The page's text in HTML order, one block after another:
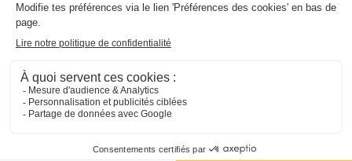
MOBILHOME 2 personnes - 1 chambre
Meilleur prix pour 7 nuits
Voir les hébergements